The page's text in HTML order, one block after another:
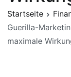
Startseite
Guerilla-
maximale